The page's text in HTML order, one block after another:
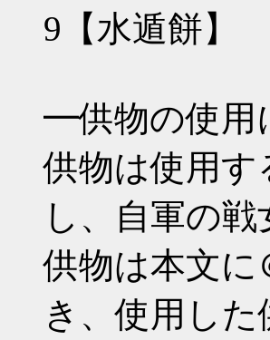
9【水遁餅】
━供物の使
供物は使用
し、自軍の
供物は本文に
き、使用し